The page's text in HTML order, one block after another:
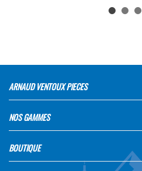
ARNAUD VENTOUX PIECES
NOS GAMMES
BOUTIQUE